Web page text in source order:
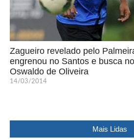
Zagueiro revelado pelo
engrenou no Santos e busca
Oswaldo de Oliveira
14/03/2014
Mais Lidas